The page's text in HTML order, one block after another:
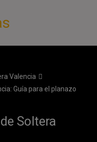
Valencia
Guía para el planazo
Soltera